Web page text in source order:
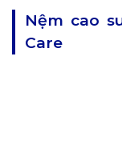
Nệm cao
Care